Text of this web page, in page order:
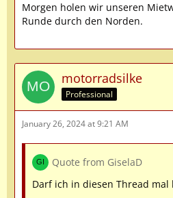
Morgen holen wir unseren
Runde durch den Norden.
motorradsilke
Professional
January 26, 2024 at 9:21 AM
Quote from GiselaD
Darf ich in diesen Thread